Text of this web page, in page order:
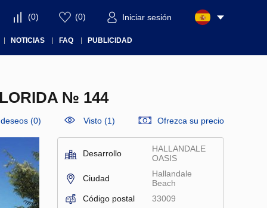
(0) (0) Iniciar sesión
NOTICIAS FAQ PUBLICIDAD
№ 144
(0) Visto (1) Ofrezca su precio
Desarrollo
HALLANDALE
OASIS
Ciudad
Hallandale
Beach
Código postal
33009